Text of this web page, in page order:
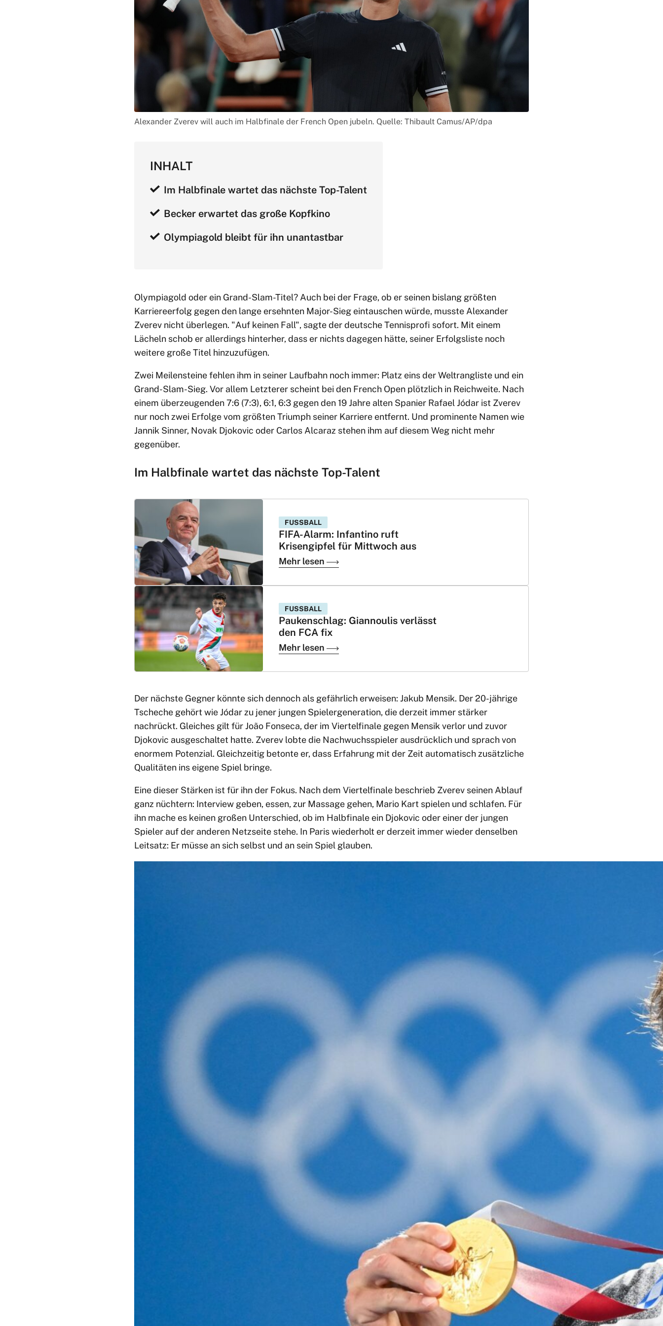
Alexander Zverev will auch im Halbfinale der French Open jubeln. Quelle: Thibault Camus/AP/dpa
INHALT
Im Halbfinale wartet das nächste Top-Talent
Becker erwartet das große Kopfkino
Olympiagold bleibt für ihn unantastbar
Olympiagold oder ein Grand-Slam-Titel? Auch bei der Frage, ob er seinen bislang größten
Karriereerfolg gegen den lange ersehnten Major-Sieg eintauschen würde, musste Alexander
Zverev nicht überlegen. "Auf keinen Fall", sagte der deutsche Tennisprofi sofort. Mit einem
Lächeln schob er allerdings hinterher, dass er nichts dagegen hätte, seiner Erfolgsliste noch
weitere große Titel hinzuzufügen.
Zwei Meilensteine fehlen ihm in seiner Laufbahn noch immer: Platz eins der Weltrangliste und ein
Grand-Slam-Sieg. Vor allem Letzterer scheint bei den French Open plötzlich in Reichweite. Nach
einem überzeugenden 7:6 (7:3), 6:1, 6:3 gegen den 19 Jahre alten Spanier Rafael Jódar ist Zverev
nur noch zwei Erfolge vom größten Triumph seiner Karriere entfernt. Und prominente Namen wie
Jannik Sinner, Novak Djokovic oder Carlos Alcaraz stehen ihm auf diesem Weg nicht mehr
gegenüber.
Im Halbfinale wartet das nächste Top-Talent
FUSSBALL
FIFA-Alarm: Infantino ruft
Krisengipfel für Mittwoch aus
Mehr lesen
FUSSBALL
Paukenschlag: Giannoulis verlässt
den FCA fix
Mehr lesen
Der nächste Gegner könnte sich dennoch als gefährlich erweisen: Jakub Mensik. Der 20-jährige
Tscheche gehört wie Jódar zu jener jungen Spielergeneration, die derzeit immer stärker
nachrückt. Gleiches gilt für João Fonseca, der im Viertelfinale gegen Mensik verlor und zuvor
Djokovic ausgeschaltet hatte. Zverev lobte die Nachwuchsspieler ausdrücklich und sprach von
enormem Potenzial. Gleichzeitig betonte er, dass Erfahrung mit der Zeit automatisch zusätzliche
Qualitäten ins eigene Spiel bringe.
Eine dieser Stärken ist für ihn der Fokus. Nach dem Viertelfinale beschrieb Zverev seinen Ablauf
ganz nüchtern: Interview geben, essen, zur Massage gehen, Mario Kart spielen und schlafen. Für
ihn mache es keinen großen Unterschied, ob im Halbfinale ein Djokovic oder einer der jungen
Spieler auf der anderen Netzseite stehe. In Paris wiederholt er derzeit immer wieder denselben
Leitsatz: Er müsse an sich selbst und an sein Spiel glauben.